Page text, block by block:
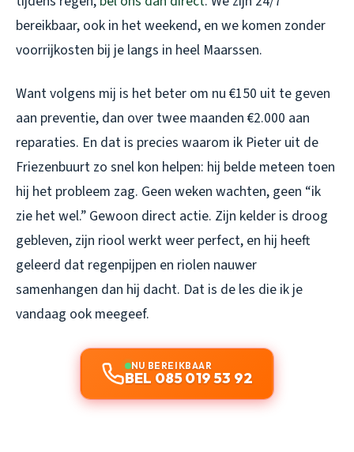
bereikbaar, ook in het weekend, en we komen zonder
voorrijkosten bij je langs in heel Maarssen.
Want volgens mij is het beter om nu €150 uit te geven
aan preventie, dan over twee maanden €2.000 aan
reparaties. En dat is precies waarom ik Pieter uit de
Friezenbuurt zo snel kon helpen: hij belde meteen toen
hij het probleem zag. Geen weken wachten, geen “ik
zie het wel.” Gewoon direct actie. Zijn kelder is droog
gebleven, zijn riool werkt weer perfect, en hij heeft
geleerd dat regenpijpen en riolen nauwer
samenhangen dan hij dacht. Dat is de les die ik je
vandaag ook meegeef.
NU BEREIKBAAR
BEL 085 019 53 92